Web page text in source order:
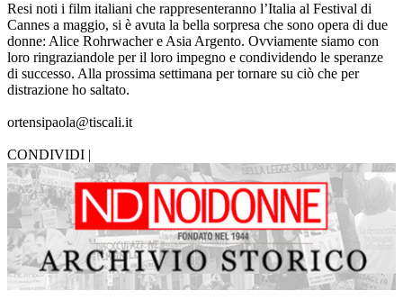
Resi noti i film italiani che rappresenteranno l’Italia al Festival di
Cannes a maggio, si è avuta la bella sorpresa che sono opera di due
donne: Alice Rohrwacher e Asia Argento. Ovviamente siamo con
loro ringraziandole per il loro impegno e condividendo le speranze
di successo. Alla prossima settimana per tornare su ciò che per
distrazione ho saltato.
ortensipaola@tiscali.it
CONDIVIDI |